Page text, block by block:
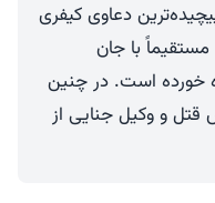
دعاوی کیفری
با جان
خورده است. در چنین
و وکیل جنایی از